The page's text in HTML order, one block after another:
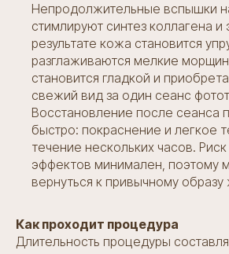
Непродолжительные вспышки
стимлируют синтез коллагена и
результате кожа становится
разглаживаются мелкие
становится гладкой и
свежий вид за один сеанс
Восстановление после сеанса
быстро: покраснение и легкое
течение нескольких часов.
эффектов минимален, поэтому
вернуться к привычному образу
Как проходит процедура
Длительность процедуры